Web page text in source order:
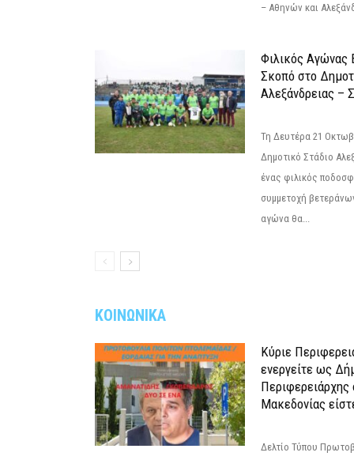
– Αθηνών και
Φιλικός Αγώνας
Σκοπό στο
Αλεξάνδρειας –
Τη Δευτέρα 21
Δημοτικό Στάδιο
ένας φιλικός
συμμετοχή
αγώνα θα...
ΚΟΙΝΩΝΙΚΑ
Κύριε
ενεργείτε ως
Περιφερειάρχης
Μακεδονίας
Δελτίο Τύπου